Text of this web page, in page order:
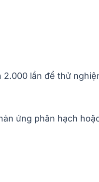
lần để thử
ứng phân hạch